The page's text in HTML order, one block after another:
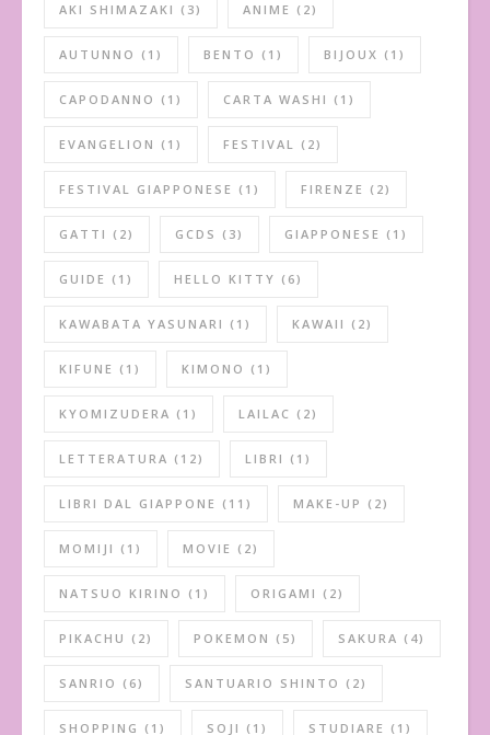
AKI SHIMAZAKI (3) ANIME (2)
AUTUNNO (1) BENTO (1) BIJOUX (1)
CAPODANNO (1) CARTA WASHI (1)
EVANGELION (1) FESTIVAL (2)
FESTIVAL GIAPPONESE (1) FIRENZE (2)
GATTI (2) GCDS (3) GIAPPONESE (1)
GUIDE (1) HELLO KITTY (6)
KAWABATA YASUNARI (1) KAWAII (2)
KIFUNE (1) KIMONO (1)
KYOMIZUDERA (1) LAILAC (2)
LETTERATURA (12) LIBRI (1)
LIBRI DAL GIAPPONE (11) MAKE-UP (2)
MOMIJI (1) MOVIE (2)
NATSUO KIRINO (1) ORIGAMI (2)
PIKACHU (2) POKEMON (5) SAKURA (4)
SANRIO (6) SANTUARIO SHINTO (2)
SHOPPING (1) SOJI (1) STUDIARE (1)